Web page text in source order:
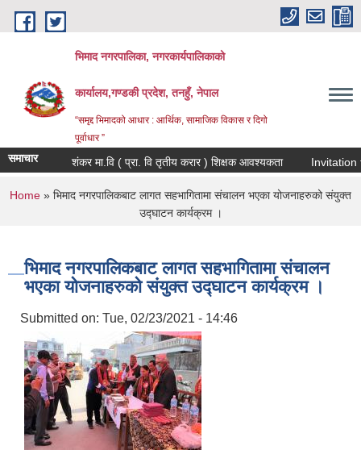
Skip to main content
भिमाद नगरपालिका, नगरकार्यपालिकाको
कार्यालय,गण्डकी प्रदेश, तनहुँ, नेपाल
“समृद्द भिमादको आधार : आर्थिक, सामाजिक विकास र दिगो
पूर्वाधार ”
समाचार शंकर मा.वि ( प्रा. वि तृतीय करार ) शिक्षक आवश्यकता
You are here
Home » भिमाद नगरपालिकबाट लागत सहभागितामा संचालन भएका योजनाहरुको संयुक्त
उद्घाटन कार्यक्रम ।
भिमाद नगरपालिकबाट लागत सहभागितामा संचालन
भएका योजनाहरुको संयुक्त उद्घाटन कार्यक्रम ।
Submitted on: Tue, 02/23/2021 - 14:46